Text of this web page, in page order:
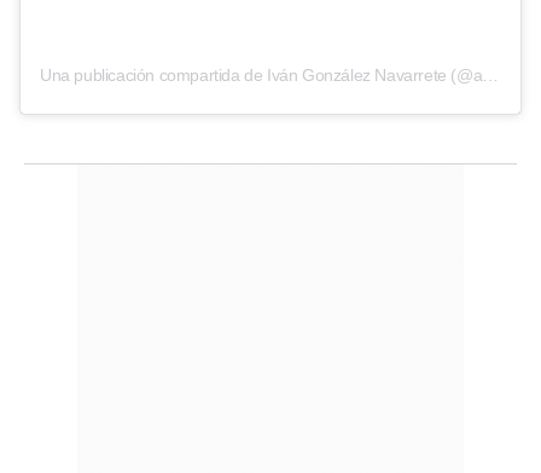
Una publicación compartida de Iván González Navarrete (@abogadoivangonzalez)